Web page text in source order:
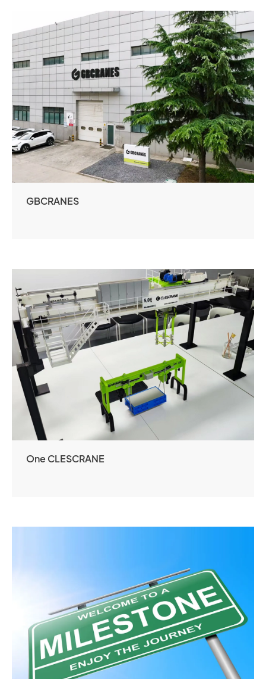
GBCRANES
One CLESCRANE